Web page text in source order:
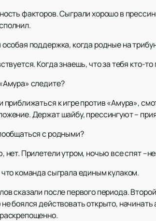
факторов. Сыграли хорошо в
особая поддержка, когда родные на
Когда знаешь, что за тебя кто-
следите?
приближаться к игре против «Амура»,
Держат шайбу, прессингуют –
с родными?
нет. Прилетели утром, ночью все спят
команда сыграла единым кулаком.
сказали после первого периода.
не боялся действовать открыто,